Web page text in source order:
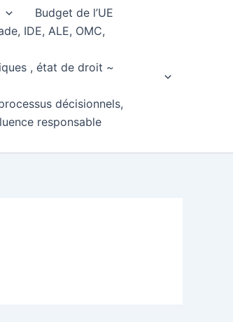
Budget de l’UE
IDE, ALE, OMC,
, état de droit ~
décisionnels,
responsable